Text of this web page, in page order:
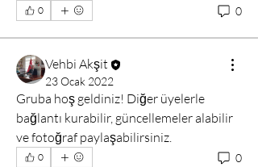
0 0
Vehbi Akşit
23 Ocak 2022
Gruba hoş geldiniz! Diğer üyelerle
bağlantı kurabilir, güncellemeler alabilir
ve fotoğraf paylaşabilirsiniz.
0 0